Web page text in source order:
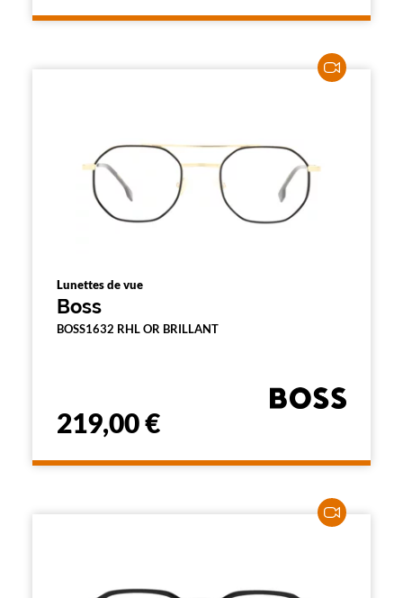
Lunettes de vue
Boss
BOSS1632 RHL OR BRILLANT
219,00 €